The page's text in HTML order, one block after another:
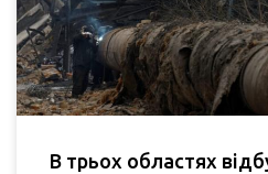
В трьох областях